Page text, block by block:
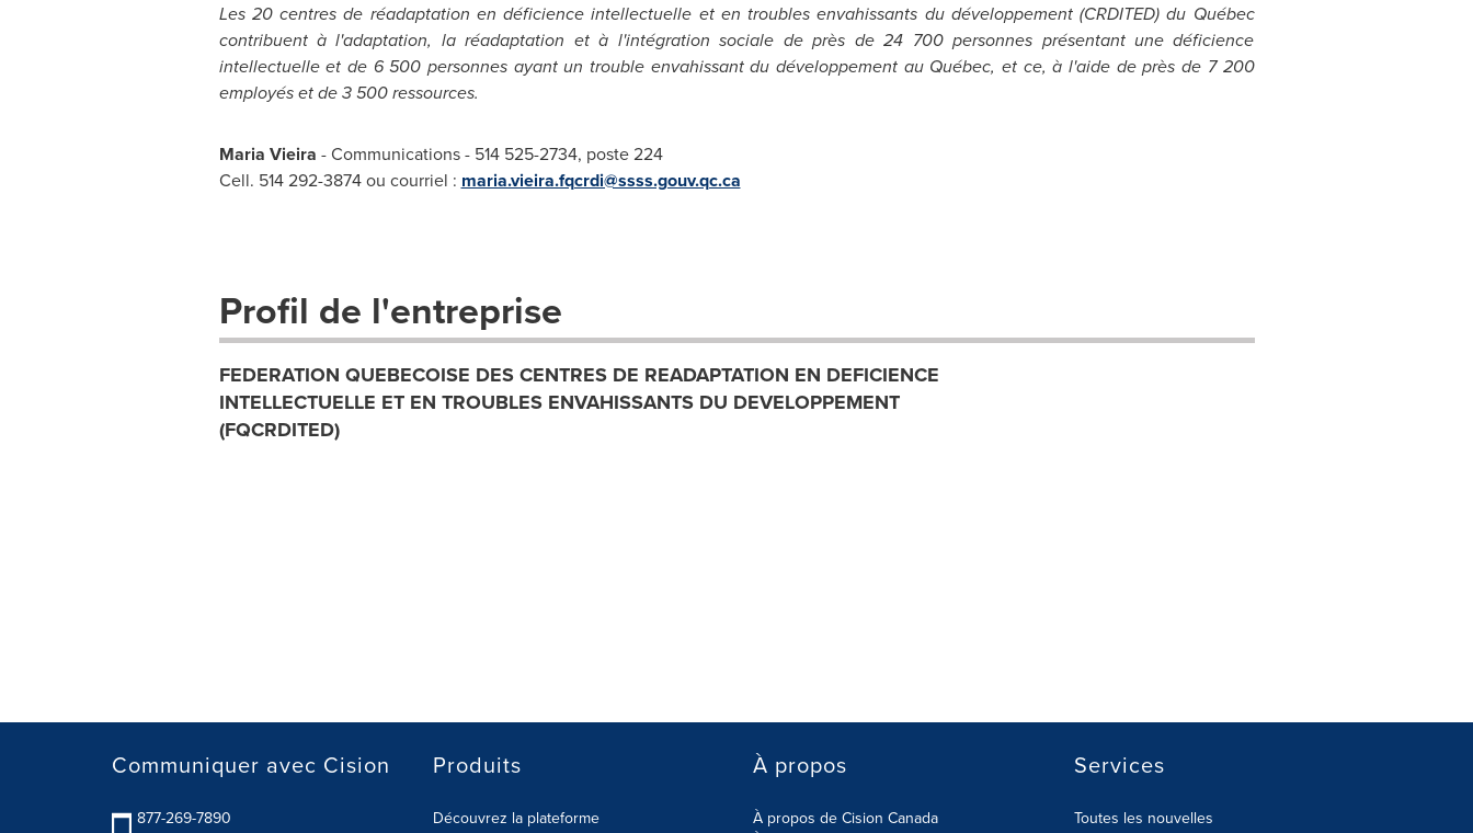
Les 20 centres de réadaptation en déficience intellectuelle et en troubles envahissants du développement (CRDITED) du Québec
contribuent à l'adaptation, la réadaptation et à l'intégration sociale de près de 24 700 personnes présentant une déficience
intellectuelle et de 6 500 personnes ayant un trouble envahissant du développement au Québec, et ce, à l'aide de près de 7 200
employés et de 3 500 ressources.
Maria Vieira - Communications - 514 525-2734, poste 224
Cell. 514 292-3874 ou courriel : maria.vieira.fqcrdi@ssss.gouv.qc.ca
Profil de l'entreprise
FEDERATION QUEBECOISE DES CENTRES DE READAPTATION EN DEFICIENCE
INTELLECTUELLE ET EN TROUBLES ENVAHISSANTS DU DEVELOPPEMENT
(FQCRDITED)
Communiquer avec Cision
877-269-7890
Produits
Découvrez la plateforme
À propos
À propos de Cision Canada
Services
Toutes les nouvelles